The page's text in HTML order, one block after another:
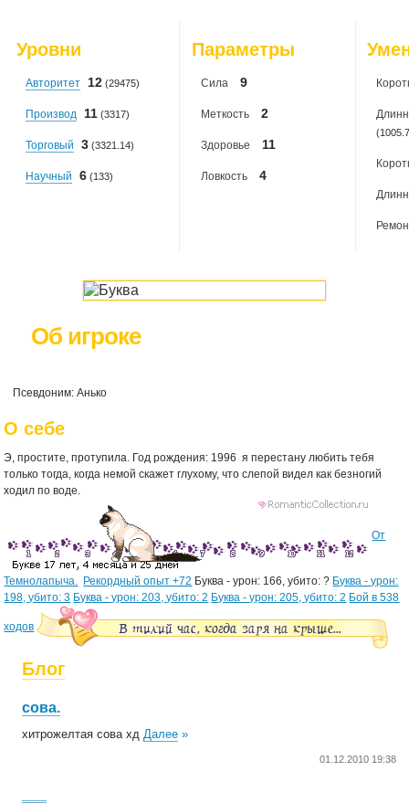
2026-08-10
Уровни
Авторитет 12 (29475)
Производ 11 (3317)
Торговый 3 (3321.14)
Научный 6 (133)
Параметры
Сила 9
Меткость 2
Здоровье 11
Ловкость 4
Об игроке
Псевдоним: Анько
О себе
Э, простите, протупила. Год рождения: 1996 я перестану любить тебя
только тогда, когда немой скажет глухому, что слепой видел как безногий
ходил по воде.
От
Темнолапыча. Рекордный опыт +72 Буква - урон: 166, убито: ? Буква - урон:
198, убито: 3 Буква - урон: 203, убито: 2 Буква - урон: 205, убито: 2 Бой в 538
ходов
Блог
сова.
хитрожелтая сова хдДалее »
01.12.2010 19:38